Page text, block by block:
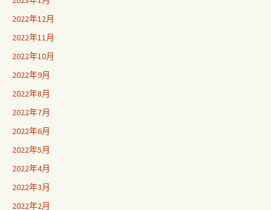
2022年12月
2022年11月
2022年10月
2022年9月
2022年8月
2022年7月
2022年6月
2022年5月
2022年4月
2022年3月
2022年2月